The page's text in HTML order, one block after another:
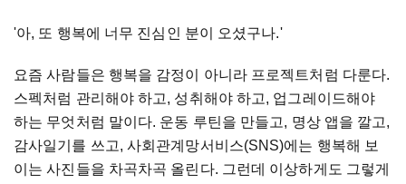
'아, 또 행복에 너무 진심인 분이 오셨구나.'
요즘 사람들은 행복을 감정이 아니라 프로젝트처럼 다룬다.
스펙처럼 관리해야 하고, 성취해야 하고, 업그레이드해야
하는 무엇처럼 말이다. 운동 루틴을 만들고, 명상 앱을 깔고,
감사일기를 쓰고, 사회관계망서비스(SNS)에는 행복해 보
이는 사진들을 차곡차곡 올린다. 그런데 이상하게도 그렇게